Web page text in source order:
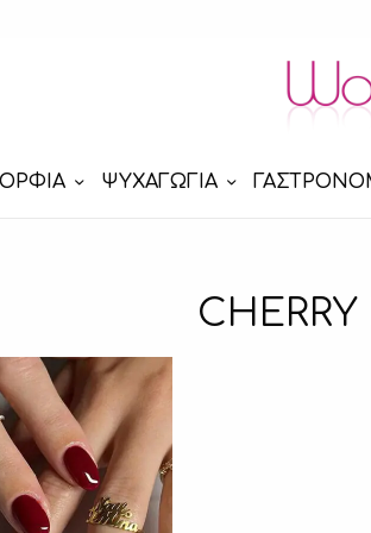
ΨΥΧΑΓΩΓΙΑ